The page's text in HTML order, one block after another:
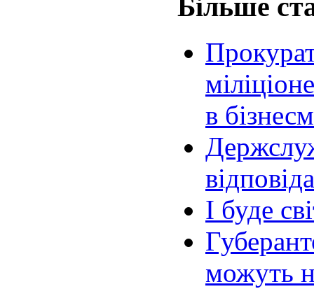
Більше
в
І буде
можуть